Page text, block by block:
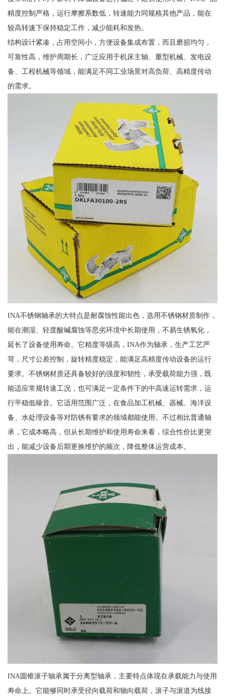
精度控制严格，运行摩擦系数低，转速能力同规格其他产品，能在
较高转速下保持稳定工作，减少能耗和发热。
结构设计紧凑，占用空间小，方便设备集成布置，而且磨损均匀，
可靠性高，维护周期长，广泛应用于机床主轴、重型机械、发电设
备、工程机械等领域，能满足不同工业场景对高负荷、高精度传动
的需求。
INA不锈钢轴承的大特点是耐腐蚀性能出色，选用不锈钢材质制作，
能在潮湿、轻度酸碱腐蚀等恶劣环境中长期使用，不易生锈氧化，
延长了设备使用寿命。它精度等级高，INA作为轴承，生产工艺严
苛，尺寸公差控制，旋转精度稳定，能满足高精度传动设备的运行
要求。不锈钢材质还具备较好的强度和韧性，承受载荷能力强，既
能适应常规转速工况，也可满足一定条件下的中高速运转需求，运
行平稳低噪音。它适用范围广泛，在食品加工机械、器械、海洋设
备、水处理设备等对防锈有要求的领域都能使用。不过相比普通轴
承，它成本略高，但从长期维护和使用寿命来看，综合性价比更突
出，能减少设备后期更换维护的频次，降低整体运营成本。
INA圆锥滚子轴承属于分离型轴承，主要特点体现在承载能力与使用
寿命上。它能够同时承受径向载荷和轴向载荷，滚子与滚道为线接